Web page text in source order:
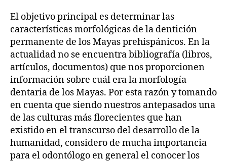
El objetivo principal es determinar las
características morfológicas de la dentición
permanente de los Mayas prehispánicos. En la
actualidad no se encuentra bibliografía (libros,
artículos, documentos) que nos proporcionen
información sobre cuál era la morfología
dentaria de los Mayas. Por esta razón y tomando
en cuenta que siendo nuestros antepasados una
de las culturas más florecientes que han
existido en el transcurso del desarrollo de la
humanidad, considero de mucha importancia
para el odontólogo en general el conocer los